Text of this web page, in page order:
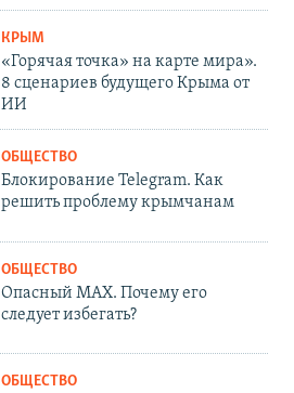
КРЫМ
«Горячая точка» на карте мира».
8 сценариев будущего Крыма от
ИИ
ОБЩЕСТВО
Блокирование Telegram. Как
решить проблему крымчанам
ОБЩЕСТВО
Опасный MAX. Почему его
следует избегать?
ОБЩЕСТВО